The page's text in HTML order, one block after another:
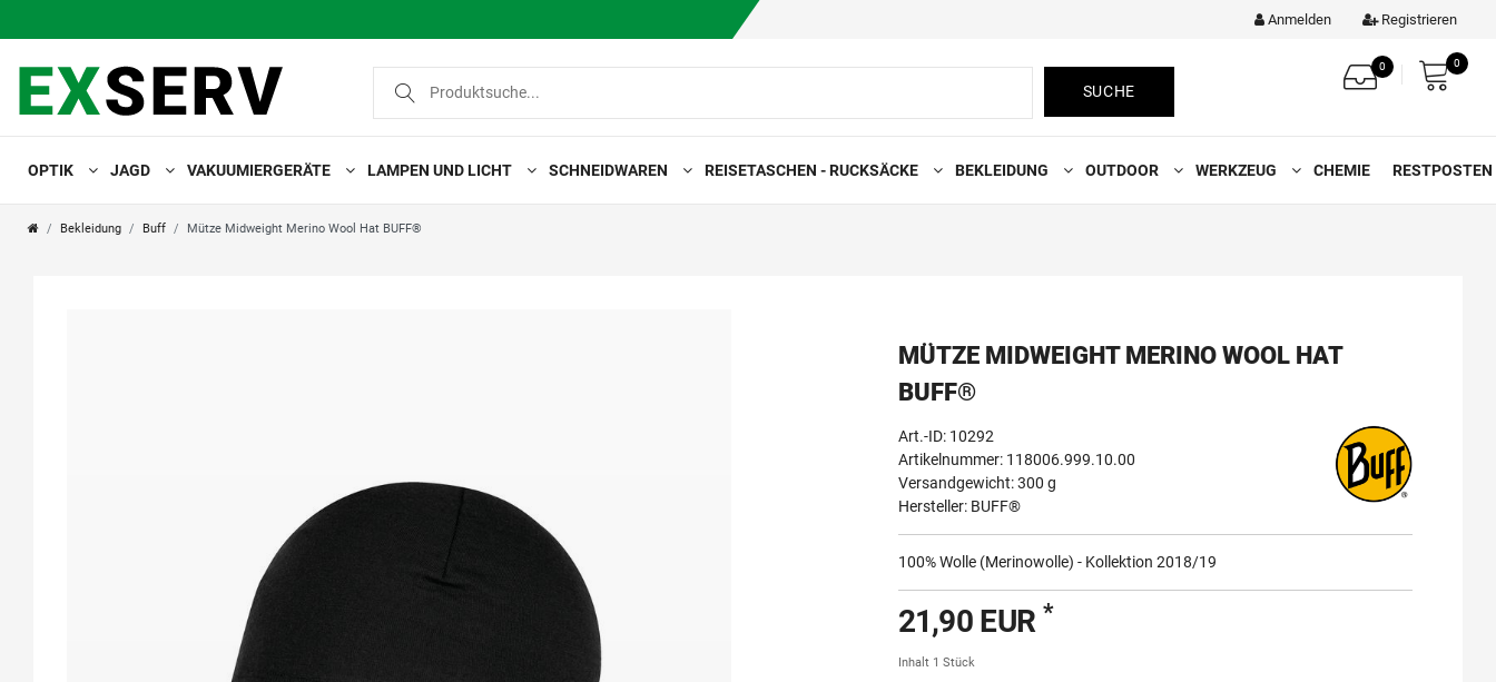
Anmelden Registrieren
SUCHE
0 0
OPTIK JAGD VAKUUMIERGERÄTE LAMPEN UND LICHT SCHNEIDWAREN REISETASCHEN - RUCKSÄCKE BEKLEIDUNG OUTDOOR WERKZEUG CHEMIE RESTPOSTEN
Bekleidung Buff Mütze Midweight Merino Wool Hat BUFF®
MÜTZE MIDWEIGHT MERINO WOOL HAT
BUFF®
Art.-ID: 10292
Artikelnummer: 118006.999.10.00
Versandgewicht: 300 g
Hersteller: BUFF®
100% Wolle (Merinowolle) - Kollektion 2018/19
21,90 EUR *
Inhalt 1 Stück